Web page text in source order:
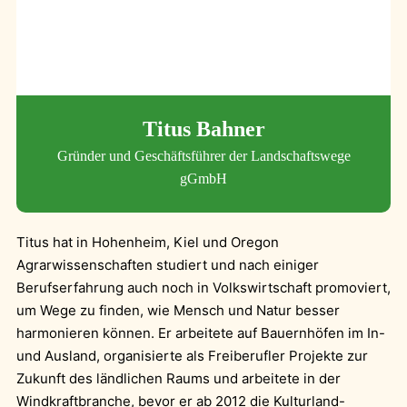
Titus Bahner
Gründer und Geschäftsführer der Landschaftswege
gGmbH
Titus hat in Hohenheim, Kiel und Oregon
Agrarwissenschaften studiert und nach einiger
Berufserfahrung auch noch in Volkswirtschaft promoviert,
um Wege zu finden, wie Mensch und Natur besser
harmonieren können. Er arbeitete auf Bauernhöfen im In-
und Ausland, organisierte als Freiberufler Projekte zur
Zukunft des ländlichen Raums und arbeitete in der
Windkraftbranche, bevor er ab 2012 die Kulturland-